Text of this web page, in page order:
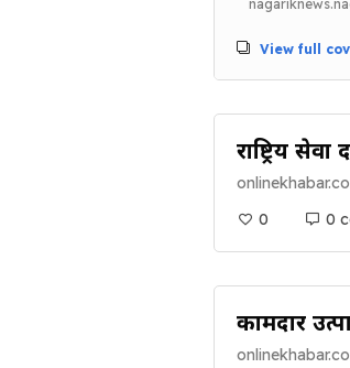
View full
राष्ट्रिय
0
0
कामदार